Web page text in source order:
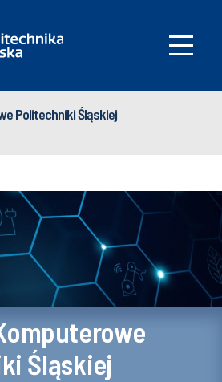
Politechniki Śląskiej
Śląskiej